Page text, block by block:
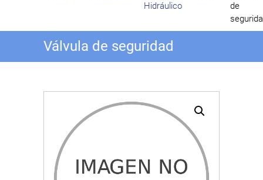
Hidráulico
de
Válvula de seguridad